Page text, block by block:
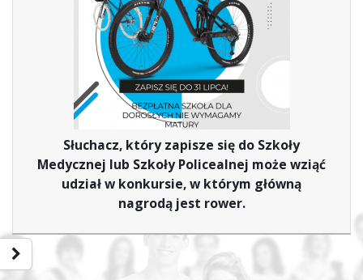
Słuchacz, który zapisze się do Szkoły
Medycznej lub Szkoły Policealnej może wziąć
udział w konkursie, w którym główną
nagrodą jest rower.